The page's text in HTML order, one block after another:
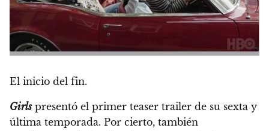
El inicio del fin.
Girlspresentó el primer teaser trailer de su sexta y
última temporada. Por cierto, también